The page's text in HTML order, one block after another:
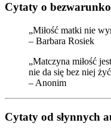
Cytaty o
„Miłość matki nie
– Barbara Rosiek
„Matczyna miłość
nie da się bez niej
– Anonim
Cytaty od słynnych